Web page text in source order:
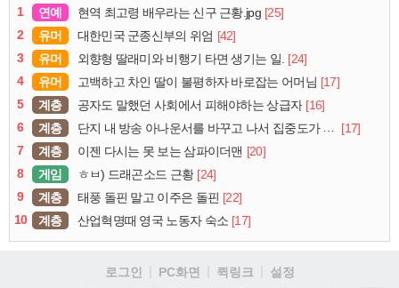
1 연예 현역 최고령 배우라는 신구 근황.jpg [25]
2
유머 대한민국 군종신부의 위엄 [42]
3
유머 외향형 딸래미와 비행기 타면 생기는 일. [24]
4
유머 고백하고 차인 딸이 불평하자 바로잡는 어머님 [17]
5
계층 공자도 말했던 사회에서 피해야하는 상급자 [16]
6
계층 단지 내 방송 아나운서를 바꾸고 나서 집중도가 확 올라갔다는 한 아파트의 안내방송
[17]
7
계층 이젠 다시는 못 보는 삼파이더맨 [20]
8
게임 ㅎㅂ) 드래곤소드 근황 [24]
9
계층 태풍 돌핀 말고 이주은 돌핀 [22]
10
계층 산업혁명때 영국 노동자 숙소 [17]
로그인 PC화면 퀵링크
설정